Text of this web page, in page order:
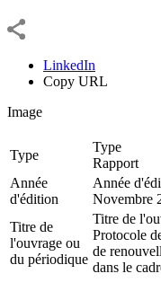
LinkedIn
Copy URL
Image
Type
Type
Rapport
Année
d'édition
Année
Novembre
Titre de
l'ouvrage ou
du périodique
Titre de
Protocole
de
dans le